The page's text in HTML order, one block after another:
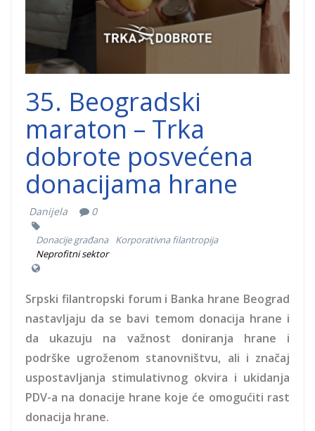
35. Beogradski
maraton – Trka
dobrote posvećena
donacijama hrane
Danijela 0
Donacije građana
Korporativna filantropija
Neprofitni sektor
Srpski filantropski forum i Banka hrane Beograd
nastavljaju da se bavi temom donacija hrane i
da ukazuju na važnost doniranja hrane i
podrške ugroženom stanovništvu, ali i značaj
uspostavljanja stimulativnog okvira i ukidanja
PDV-a na donacije hrane koje će omogućiti rast
donacija hrane.